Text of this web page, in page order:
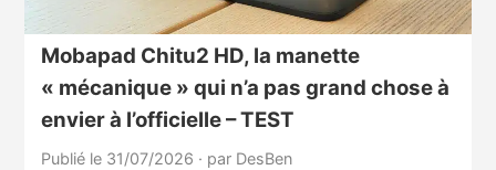
Mobapad Chitu2 HD, la manette
« mécanique » qui n’a pas grand chose à
envier à l’officielle – TEST
Publié le 31/07/2026 · par DesBen